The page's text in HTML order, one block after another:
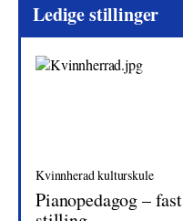
Ledige stillinger
Kvinnherad kulturskule
Pianopedagog – fast